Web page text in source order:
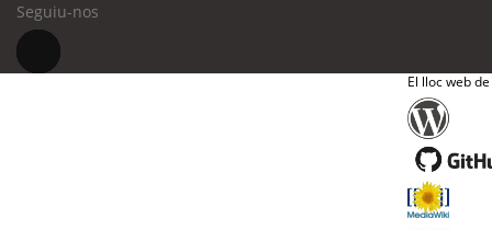
Seguiu-nos
El lloc web